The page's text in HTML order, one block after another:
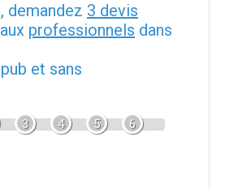
demandez 3 devis
aux professionnels dans
et sans
3 4 5 6